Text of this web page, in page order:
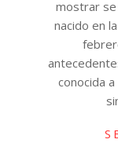
mostrar se
nacido en
conocida